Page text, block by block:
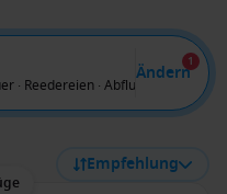
· Reedereien · Abflug von
Ändern
1
Empfehlung